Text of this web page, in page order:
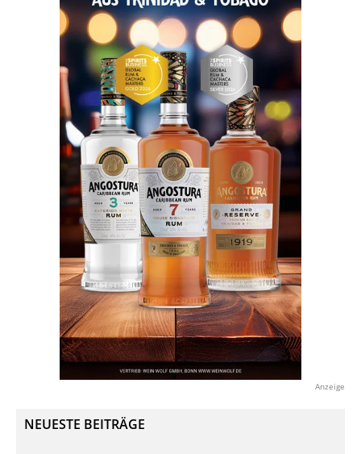
Anzeige
NEUESTE BEITRÄGE